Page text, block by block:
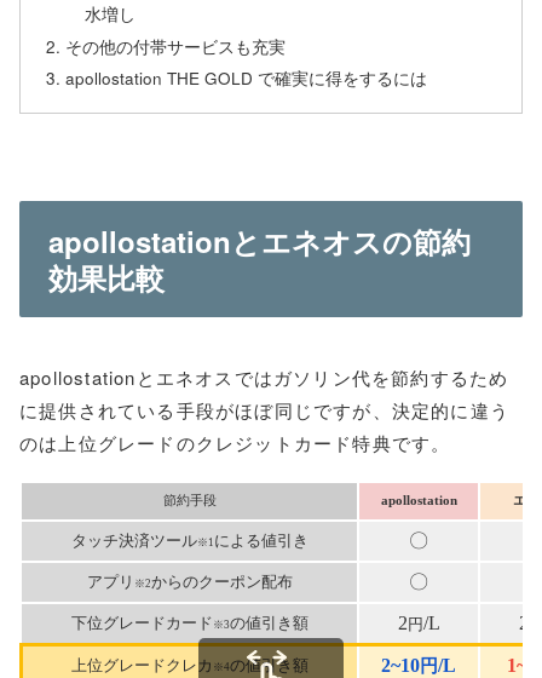
水増し
その他の付帯サービスも充実
apollostation THE GOLD で確実に得をするには
apollostationとエネオスの節約
効果比較
apollostationとエネオスではガソリン代を節約するため
に提供されている手段がほぼ同じですが、決定的に違う
のは上位グレードのクレジットカード特典です。
節約手段 apollostation エ
タッチ決済ツール※1 による値引き 〇
アプリ ※2からのクーポン配布 〇
下位グレードカード ※3の値引き額 2 円/L 2
上位グレードクレカ ※4の値引き額 2~10円/L 1~7